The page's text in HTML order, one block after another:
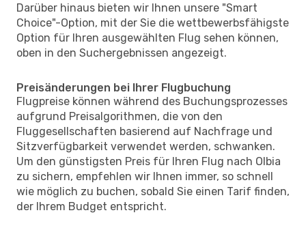
Darüber hinaus bieten wir Ihnen unsere "Smart
Choice"-Option, mit der Sie die wettbewerbsfähigste
Option für Ihren ausgewählten Flug sehen können,
oben in den Suchergebnissen angezeigt.
Preisänderungen bei Ihrer Flugbuchung
Flugpreise können während des Buchungsprozesses
aufgrund Preisalgorithmen, die von den
Fluggesellschaften basierend auf Nachfrage und
Sitzverfügbarkeit verwendet werden, schwanken.
Um den günstigsten Preis für Ihren Flug nach Olbia
zu sichern, empfehlen wir Ihnen immer, so schnell
wie möglich zu buchen, sobald Sie einen Tarif finden,
der Ihrem Budget entspricht.